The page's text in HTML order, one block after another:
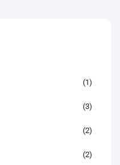
1
3
2
2